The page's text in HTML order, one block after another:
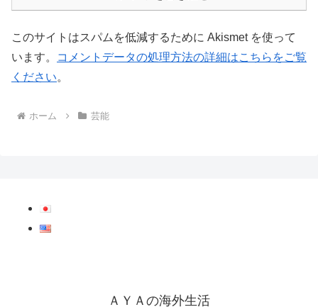
このサイトはスパムを低減するために Akismet を使って
います。
コメントデータの処理方法の詳細はこちらをご覧
ください。
ホーム 芸能
ＡＹＡの海外生活